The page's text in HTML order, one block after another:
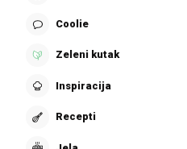
Coolie
Zeleni kutak
Inspiracija
Recepti